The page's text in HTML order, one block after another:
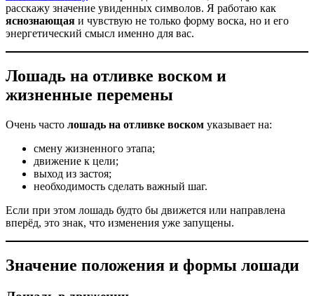
расскажу значение увиденных символов. Я работаю как
яснознающая и чувствую не только форму воска, но и его
энергетический смысл именно для вас.
Лошадь на отливке воском и
жизненные перемены
Очень часто лошадь на отливке воском указывает на:
смену жизненного этапа;
движение к цели;
выход из застоя;
необходимость сделать важный шаг.
Если при этом лошадь будто бы движется или направлена
вперёд, это знак, что изменения уже запущены.
Значение положения и формы лошади